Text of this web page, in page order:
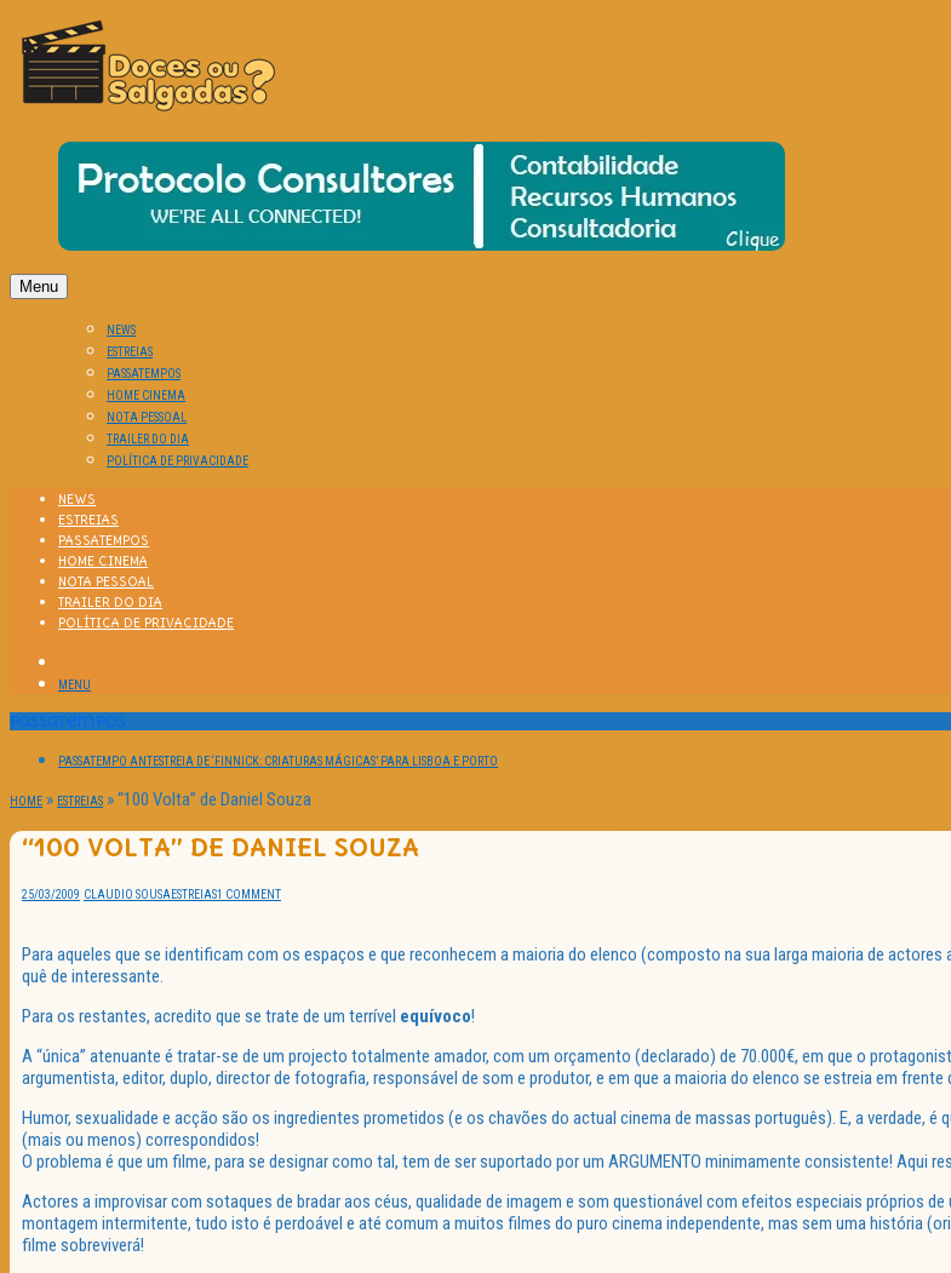
DOCES OU SALGADAS?
O Cinema? Uma Paixão!!
Menu
NEWS
ESTREIAS
PASSATEMPOS
HOME CINEMA
NOTA PESSOAL
TRAILER DO DIA
POLÍTICA DE PRIVACIDADE
NEWS
ESTREIAS
PASSATEMPOS
HOME CINEMA
NOTA PESSOAL
TRAILER DO DIA
POLÍTICA DE PRIVACIDADE
MENU
Passatempos
PASSATEMPO ANTESTREIA DE ‘FINNICK: CRIATURAS MÁGICAS’ PARA LISBOA E PORTO
HOME » ESTREIAS »“100 Volta” de Daniel Souza
“100 VOLTA” DE DANIEL SOUZA
25/03/2009 CLAUDIO SOUSAESTREIAS1 COMMENT
Para aqueles que se identificam com os espaços e que reconhecem a maioria do elenco (composto na sua larga maioria de
quê de interessante.
Para os restantes, acredito que se trate de um terrível equívoco!
A “única” atenuante é tratar-se de um projecto totalmente amador, com um orçamento (declarado) de 70.000€, em que o
argumentista, editor, duplo, director de fotografia, responsável de som e produtor, e em que a maioria do elenco se estreia em frente
Humor, sexualidade e acção são os ingredientes prometidos (e os chavões do actual cinema de massas português). E, a verdade, é
(mais ou menos) correspondidos!
O problema é que um filme, para se designar como tal, tem de ser suportado por um ARGUMENTO minimamente consistente! Aqui
Actores a improvisar com sotaques de bradar aos céus, qualidade de imagem e som questionável com efeitos especiais próprios de
montagem intermitente, tudo isto é perdoável e até comum a muitos filmes do puro cinema independente, mas sem uma história
filme sobreviverá!